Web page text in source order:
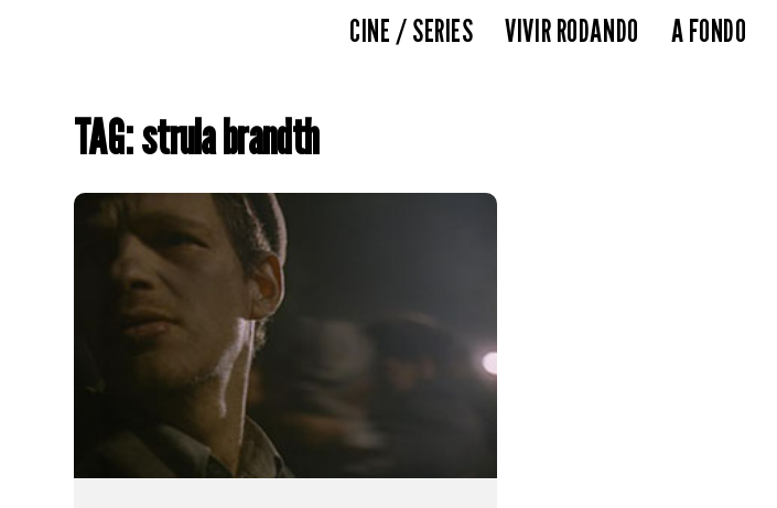
CINE / SERIES VIVIR RODANDO A FONDO
TAG: strula brandth